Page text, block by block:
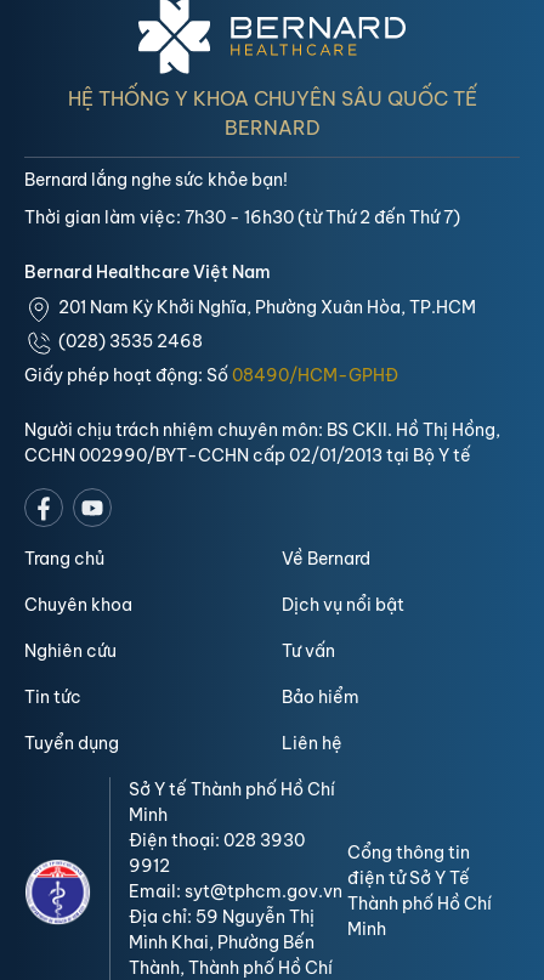
HỆ THỐNG Y KHOA CHUYÊN SÂU QUỐC TẾ
BERNARD
Bernard Healthcare Việt Nam
201 Nam Kỳ Khởi Nghĩa, Phường Xuân Hòa, TP.HCM
(028) 3535 2468
Giấy phép hoạt động: Số08490/HCM-GPHĐ
Người chịu trách nhiệm chuyên môn: BS CKII. Hồ Thị Hồng,
CCHN 002990/BYT-CCHN cấp 02/01/2013 tại Bộ Y tế
Bernard lắng nghe sức khỏe bạn!
Thời gian làm việc: 7h30 - 16h30 (từ Thứ 2 đến Thứ 7)
Trang chủ Về Bernard
Chuyên khoa Dịch vụ nổi bật
Nghiên cứu Tư vấn
Tin tức Bảo hiểm
Tuyển dụng Liên hệ
Sở Y tế Thành phố Hồ Chí
Minh
Điện thoại: 028 3930
9912
Email: syt@tphcm.gov.vn
Địa chỉ: 59 Nguyễn Thị
Minh Khai, Phường Bến
Thành, Thành phố Hồ Chí
Cổng thông tin
điện tử Sở Y Tế
Thành phố Hồ Chí
Minh